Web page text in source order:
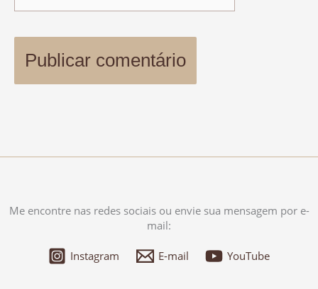
Me encontre nas redes sociais ou envie sua mensagem por e-
mail:
Instagram E-mail YouTube